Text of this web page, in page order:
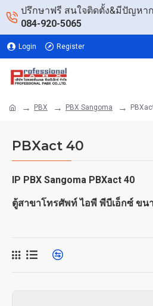
ปรึกษาฟรี สนใจติดตั้ง&มีปัญหา
084-920-5065
Login Register
PBX PBX Sangoma
PBXact 40
IP PBX Sangoma PBXact 40
ตู้สาขาโทรศัพท์ ไอพี พีบีเอ็กซ์ ขน